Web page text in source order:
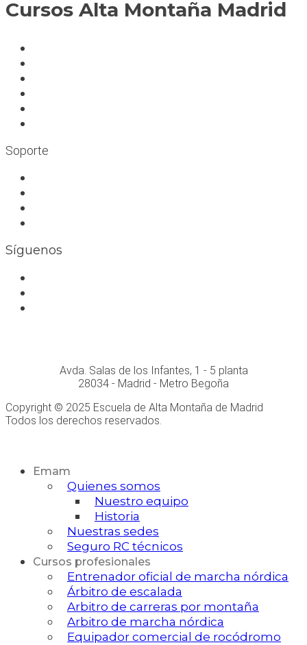
Cursos Alta Montaña Madrid
Soporte
Síguenos
Avda. Salas de los Infantes, 1 - 5 planta
28034 - Madrid - Metro Begoña
Copyright © 2025 Escuela de Alta Montaña de Madrid
Todos los derechos reservados.
Emam
Quienes somos
Nuestro equipo
Historia
Nuestras sedes
Seguro RC técnicos
Cursos profesionales
Entrenador oficial de marcha nórdica
Árbitro de escalada
Arbitro de carreras por montaña
Arbitro de marcha nórdica
Equipador comercial de rocódromo